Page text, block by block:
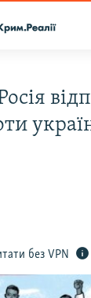
без VPN